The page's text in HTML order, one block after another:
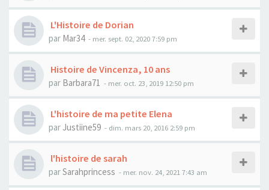
L'Histoire de Dorian
par Mar34 - mer. sept. 02, 2020 7:59 pm
Histoire de Vincenza, 10 ans
par Barbara71 - mer. oct. 23, 2019 12:50 pm
L'histoire de ma petite Elena
par Justiine59 - dim. mars 20, 2016 2:59 pm
l'histoire de sarah
parSarahprincess - mer. nov. 24, 2021 7:43 am